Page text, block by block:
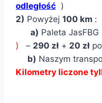
odległość )
2) Powyżej 100 km :
a) Paleta JasFBG
) – 290 zł + 20 zł
b) Naszym
Kilometry liczone